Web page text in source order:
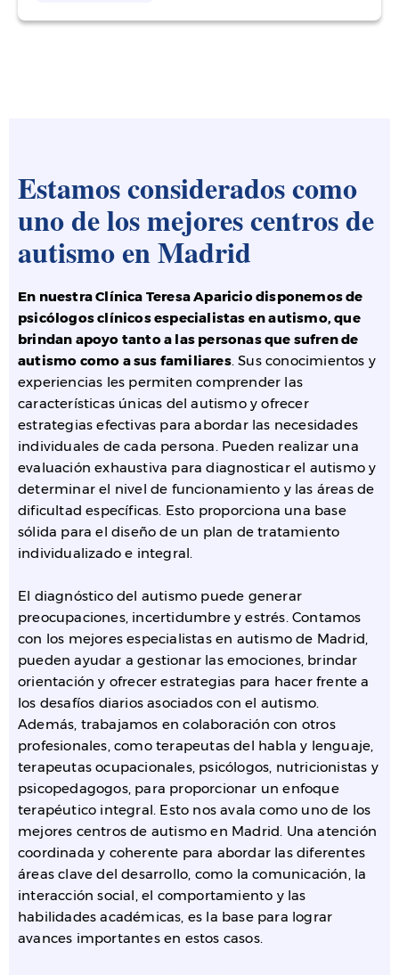
Estamos considerados como
uno de los mejores centros de
autismo en Madrid
En nuestra Clínica Teresa Aparicio disponemos de
psicólogos clínicos especialistas en autismo, que
brindan apoyo tanto a las personas que sufren de
autismo como a sus familiares. Sus conocimientos y
experiencias les permiten comprender las
características únicas del autismo y ofrecer
estrategias efectivas para abordar las necesidades
individuales de cada persona. Pueden realizar una
evaluación exhaustiva para diagnosticar el autismo y
determinar el nivel de funcionamiento y las áreas de
dificultad específicas. Esto proporciona una base
sólida para el diseño de un plan de tratamiento
individualizado e integral.
El diagnóstico del autismo puede generar
preocupaciones, incertidumbre y estrés. Contamos
con los mejores especialistas en autismo de Madrid,
pueden ayudar a gestionar las emociones, brindar
orientación y ofrecer estrategias para hacer frente a
los desafíos diarios asociados con el autismo.
Además, trabajamos en colaboración con otros
profesionales, como terapeutas del habla y lenguaje,
terapeutas ocupacionales, psicólogos, nutricionistas y
psicopedagogos, para proporcionar un enfoque
terapéutico integral. Esto nos avala como uno de los
mejores centros de autismo en Madrid. Una atención
coordinada y coherente para abordar las diferentes
áreas clave del desarrollo, como la comunicación, la
interacción social, el comportamiento y las
habilidades académicas, es la base para lograr
avances importantes en estos casos.